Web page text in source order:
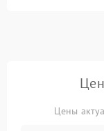
Цены